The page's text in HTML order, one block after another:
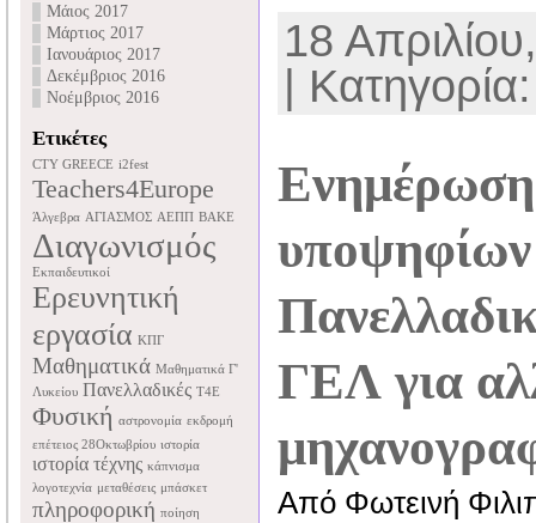
Μάιος 2017
Μάρτιος 2017
Ιανουάριος 2017
Δεκέμβριος 2016
Νοέμβριος 2016
Ετικέτες
CTY GREECE i2fest
Teachers4Europe
Άλγεβρα ΑΓΙΑΣΜΟΣ ΑΕΠΠ ΒΑΚΕ
Διαγωνισμός
Εκπαιδευτικοί
Ερευνητική
εργασία ΚΠΓ
Μαθηματικά Μαθηματικά Γ'
Λυκείου Πανελλαδικές Τ4Ε
Φυσική αστρονομία εκδρομή
επέτειος 28Οκτωβρίου ιστορία
ιστορία τέχνης κάπνισμα
λογοτεχνία μεταθέσεις μπάσκετ
πληροφορική ποίηση
18
|
ΓΕΛ για
Από Φωτεινή